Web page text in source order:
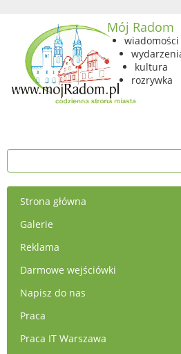
Mój Radom
wiadomości
kultura
rozrywka
Strona główna
Galerie
Reklama
Darmowe wejściówki
Napisz do nas
Praca
Praca IT Warszawa